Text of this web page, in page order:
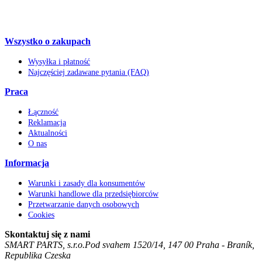
Wszystko o zakupach
Wysyłka i płatność
Najczęściej zadawane pytania (FAQ)
Praca
Łączność
Reklamacja
Aktualności
O nas
Informacja
Warunki i zasady dla konsumentów
Warunki handlowe dla przedsiębiorców
Przetwarzanie danych osobowych
Cookies
Skontaktuj się z nami
SMART PARTS, s.r.o.Pod svahem 1520/14 147 00 Praha - Braník,
Republika Czeska